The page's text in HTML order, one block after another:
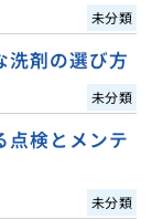
未分類
洗剤の選び方
未分類
点検とメンテ
未分類